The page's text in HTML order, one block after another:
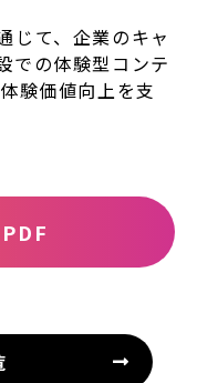
じて、企業のキャ
での体験型コンテ
験価値向上を支